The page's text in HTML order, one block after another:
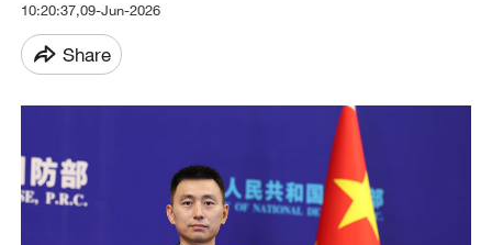
10:20:37,09-Jun-2026
Share